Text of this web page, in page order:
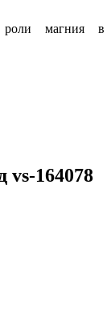
роли магния в
vs-164078